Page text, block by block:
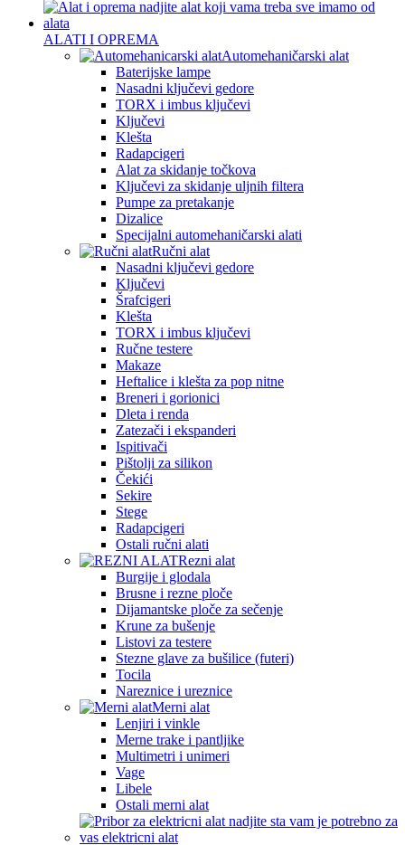
ALATI I OPREMA
Automehaničarski alat
Baterijske lampe
Nasadni ključevi gedore
TORX i imbus ključevi
Ključevi
Klešta
Radapcigeri
Alat za skidanje točkova
Ključevi za skidanje uljnih filtera
Pumpe za pretakanje
Dizalice
Specijalni automehaničarski alati
Ručni alat
Nasadni ključevi gedore
Ključevi
Šrafcigeri
Klešta
TORX i imbus ključevi
Ručne testere
Makaze
Heftalice i klešta za pop nitne
Breneri i gorionici
Dleta i renda
Zatezači i ekspanderi
Ispitivači
Pištolji za silikon
Čekići
Sekire
Stege
Radapcigeri
Ostali ručni alati
Rezni alat
Burgije i glodala
Brusne i rezne ploče
Dijamantske ploče za sečenje
Krune za bušenje
Listovi za testere
Stezne glave za bušilice (futeri)
Tocila
Nareznice i ureznice
Merni alat
Lenjiri i vinkle
Merne trake i pantljike
Multimetri i unimeri
Vage
Libele
Ostali merni alat